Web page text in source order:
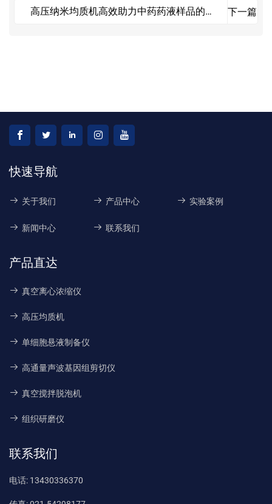
高压纳米均质机高效助力中药药液样品的前
下一篇
快速导航
关于我们 产品中心 实验案例
新闻中心 联系我们
产品直达
真空离心浓缩仪
高压均质机
单细胞悬液制备仪
高通量声波基因组剪切仪
真空搅拌脱泡机
组织研磨仪
联系我们
电话: 13430336370